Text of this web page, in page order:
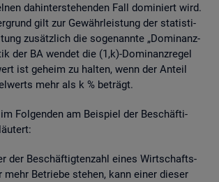
da­hin­ter­ste­hen­den Fall do­mi­niert wird.
gilt zur Ge­währ­leis­tung der sta­tis­ti­
zu­sätz­lich die so­ge­nann­te „Do­mi­nanz­
der BA wen­det die (1,k)-Do­mi­nanz­re­gel
ist ge­heim zu hal­ten, wenn der An­teil
mehr als k % be­trägt.
Fol­gen­den am Bei­spiel der Be­schäf­ti­
der Be­schäf­tig­ten­zahl eines Wirt­schafts­
mehr Be­trie­be ste­hen, kann einer die­ser